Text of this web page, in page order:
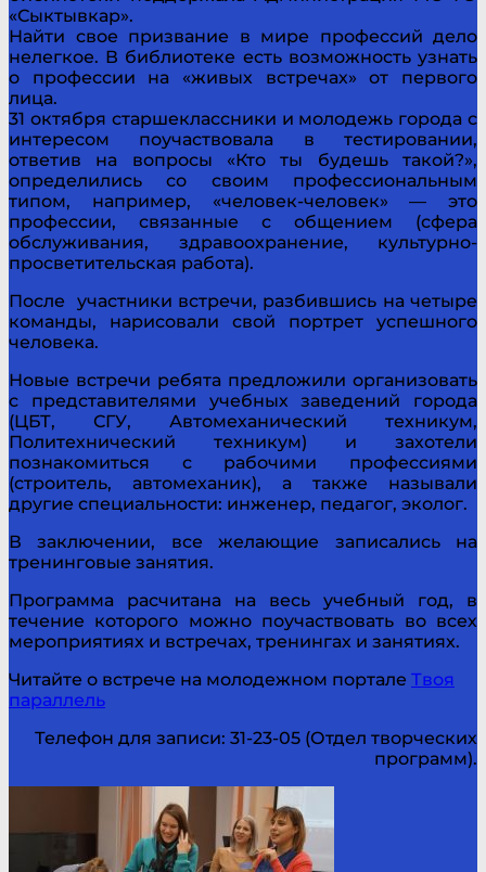
«Сыктывкар».
Найти свое призвание в мире профессий дело
нелегкое. В библиотеке есть возможность узнать
о профессии на «живых встречах» от первого
лица.
31 октября старшеклассники и молодежь города с
интересом поучаствовала в тестировании,
ответив на вопросы «Кто ты будешь такой?»,
определились со своим профессиональным
типом, например, «человек-человек» — это
профессии, связанные с общением (сфера
обслуживания, здравоохранение, культурно-
просветительская работа).
После участники встречи, разбившись на четыре
команды, нарисовали свой портрет успешного
человека.
Новые встречи ребята предложили организовать
с представителями учебных заведений города
(ЦБТ, СГУ, Автомеханический техникум,
Политехнический техникум) и захотели
познакомиться с рабочими профессиями
(строитель, автомеханик), а также называли
другие специальности: инженер, педагог, эколог.
В заключении, все желающие записались на
тренинговые занятия.
Программа расчитана на весь учебный год, в
течение которого можно поучаствовать во всех
мероприятиях и встречах, тренингах и занятиях.
Читайте о встрече на молодежном портале Твоя
параллель
Телефон для записи: 31-23-05 (Отдел творческих
программ).